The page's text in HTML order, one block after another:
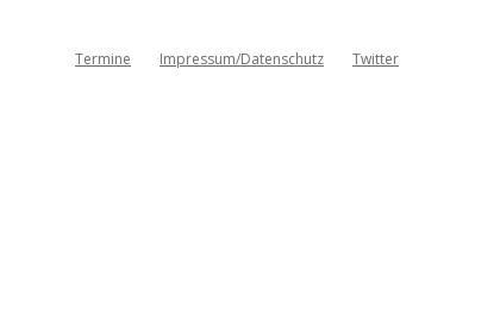
Termine Impressum/Datenschutz Twitter